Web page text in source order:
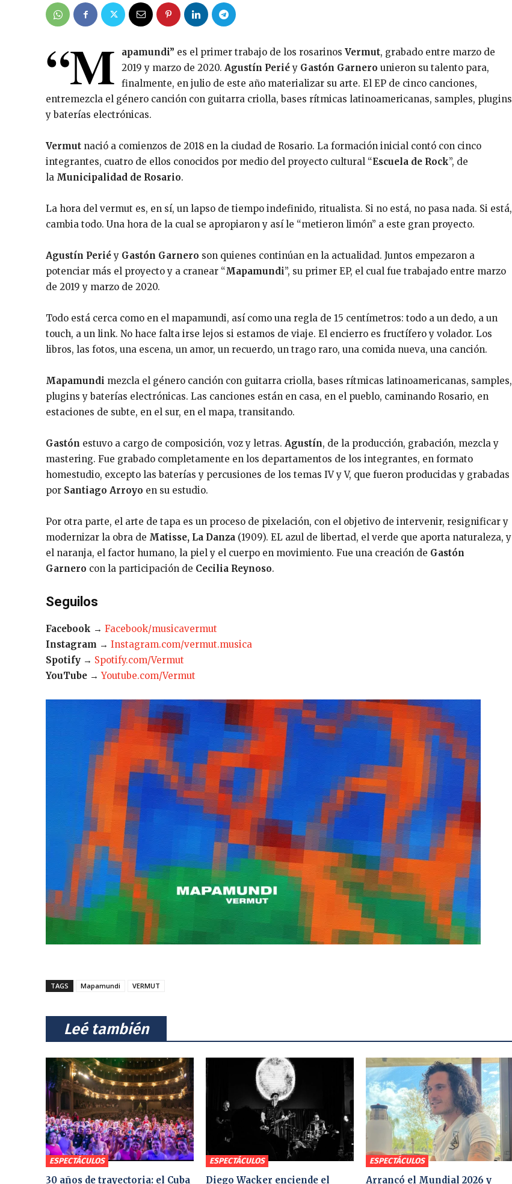
“M apamundi” es el primer trabajo de los rosarinos Vermut, grabado entre marzo de
2019 y marzo de 2020. Agustín Periéy Gastón Garnero unieron su talento para,
finalmente, en julio de este año materializar su arte. El EP de cinco canciones,
entremezcla el género canción con guitarra criolla, bases rítmicas latinoamericanas, samples, plugins
y baterías electrónicas.
Vermut nació a comienzos de 2018 en la ciudad de Rosario. La formación inicial contó con cinco
integrantes, cuatro de ellos conocidos por medio del proyecto cultural “Escuela de Rock”, de
la Municipalidad de Rosario.
La hora del vermut es, en sí, un lapso de tiempo indefinido, ritualista. Si no está, no pasa nada. Si está,
cambia todo. Una hora de la cual se apropiaron y así le “metieron limón” a este gran proyecto.
Agustín Periéy Gastón Garnero son quienes continúan en la actualidad. Juntos empezaron a
potenciar más el proyecto y a cranear “Mapamundi”, su primer EP, el cual fue trabajado entre marzo
de 2019 y marzo de 2020.
Todo está cerca como en el mapamundi, así como una regla de 15 centímetros: todo a un dedo, a un
touch, a un link. No hace falta irse lejos si estamos de viaje. El encierro es fructífero y volador. Los
libros, las fotos, una escena, un amor, un recuerdo, un trago raro, una comida nueva, una canción.
Mapamundi mezcla el género canción con guitarra criolla, bases rítmicas latinoamericanas, samples,
plugins y baterías electrónicas. Las canciones están en casa, en el pueblo, caminando Rosario, en
estaciones de subte, en el sur, en el mapa, transitando.
Gastón estuvo a cargo de composición, voz y letras. Agustín, de la producción, grabación, mezcla y
mastering. Fue grabado completamente en los departamentos de los integrantes, en formato
homestudio, excepto las baterías y percusiones de los temas IV y V, que fueron producidas y grabadas
por Santiago Arroyo en su estudio.
Por otra parte, el arte de tapa es un proceso de pixelación, con el objetivo de intervenir, resignificar y
modernizar la obra de Matisse, La Danza (1909). EL azul de libertad, el verde que aporta naturaleza, y
el naranja, el factor humano, la piel y el cuerpo en movimiento. Fue una creación de Gastón
Garnero con la participación de Cecilia Reynoso.
Seguilos
Facebook → Facebook/musicavermut
Instagram → Instagram.com/vermut.musica
Spotify → Spotify.com/Vermut
YouTube →Youtube.com/Vermut
TAGS Mapamundi VERMUT
⠀Leé también⠀
ESPECTÁCULOS
30 años de trayectoria: el Cuba
ESPECTÁCULOS
Diego Wacker enciende el
ESPECTÁCULOS
Arrancó el Mundial 2026 y